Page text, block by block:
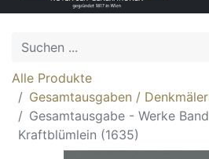
Alle Produkte
Gesamtausgaben /
Gesamtausgabe - Werke
Kraftblümlein (1635)